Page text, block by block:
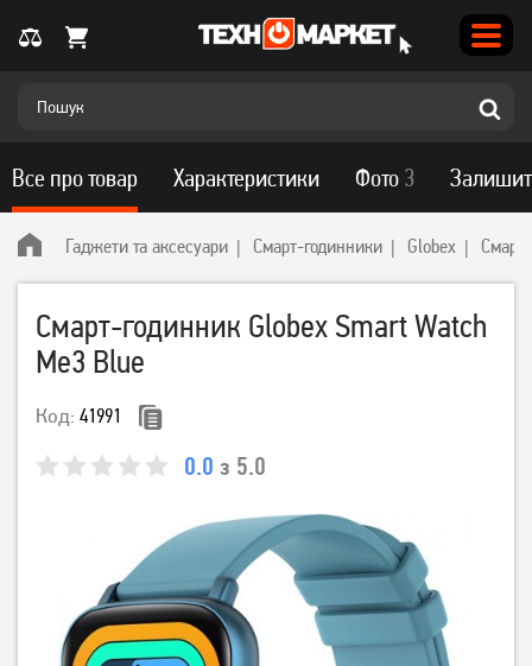
Гаджети та аксесуари Смарт-годинники Globex
Смарт-годинник Globex Smart Watch
Me3 Blue
Код: 41991
0.0 з 5.0
Все про товар Характеристики Фото 3